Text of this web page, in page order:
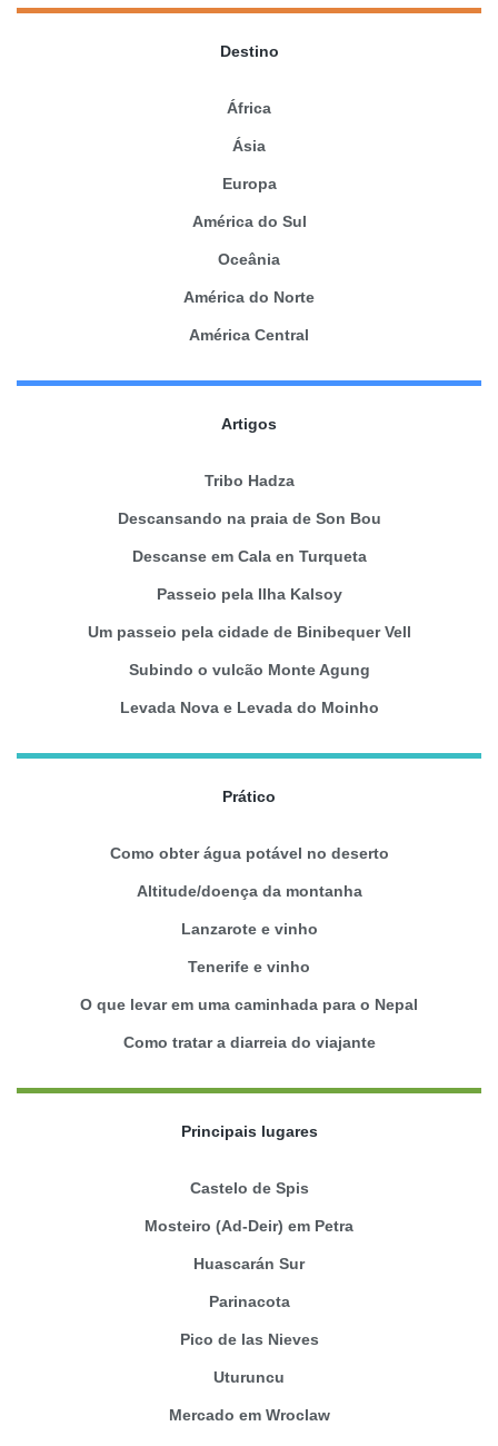
Destino
África
Ásia
Europa
América do Sul
Oceânia
América do Norte
América Central
Artigos
Tribo Hadza
Descansando na praia de Son Bou
Descanse em Cala en Turqueta
Passeio pela Ilha Kalsoy
Um passeio pela cidade de Binibequer Vell
Subindo o vulcão Monte Agung
Levada Nova e Levada do Moinho
Prático
Como obter água potável no deserto
Altitude/doença da montanha
Lanzarote e vinho
Tenerife e vinho
O que levar em uma caminhada para o Nepal
Como tratar a diarreia do viajante
Principais lugares
Castelo de Spis
Mosteiro (Ad-Deir) em Petra
Huascarán Sur
Parinacota
Pico de las Nieves
Uturuncu
Mercado em Wroclaw